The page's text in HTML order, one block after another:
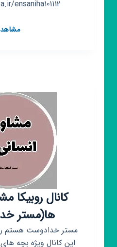
ensaniha101112
کانال روبیکا
ها(مستر
این کانال ویژه بچه